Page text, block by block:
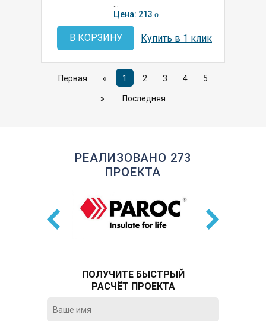
...
Цена: 213 o
В КОРЗИНУ Купить в 1 клик
Первая « 1 2 3 4 5
» Последняя
РЕАЛИЗОВАНО 273
ПРОЕКТА
ПОЛУЧИТЕ БЫСТРЫЙ
РАСЧЁТ ПРОЕКТА